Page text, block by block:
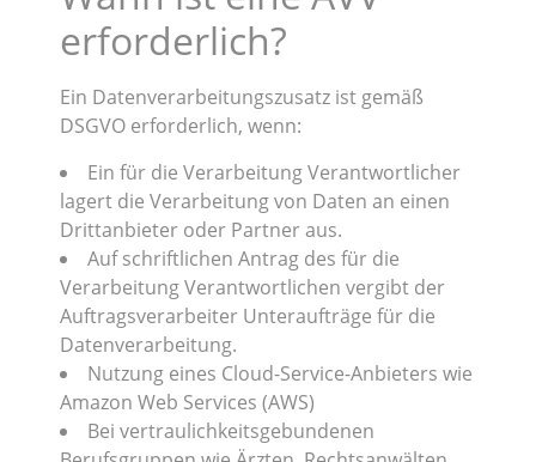
erforderlich?
Ein Datenverarbeitungszusatz ist gemäß
DSGVO erforderlich, wenn:
Ein für die Verarbeitung Verantwortlicher
lagert die Verarbeitung von Daten an einen
Drittanbieter oder Partner aus.
Auf schriftlichen Antrag des für die
Verarbeitung Verantwortlichen vergibt der
Auftragsverarbeiter Unteraufträge für die
Datenverarbeitung.
Nutzung eines Cloud-Service-Anbieters wie
Amazon Web Services (AWS)
Bei vertraulichkeitsgebundenen